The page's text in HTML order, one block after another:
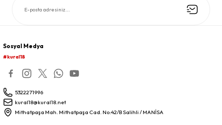
Sosyal Medya
#kural18
5322271996
kural18@kural18.net
Mithatpaşa Mah. Mithatpaşa Cad. No:42/B Salihli / MANİSA